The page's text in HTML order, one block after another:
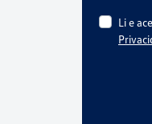
Li e